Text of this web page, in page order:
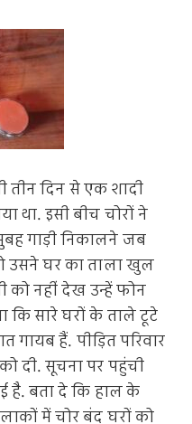
तीन दिन से एक शादी
था. इसी बीच चोरों ने
गाड़ी निकालने जब
उसने घर का ताला खुल
को नहीं देख उन्हें फोन
कि सारे घरों के ताले टूटे
हैं. पीड़ित परिवार
दी. सूचना पर पहुंची
है. बता दे कि हाल के
में चोर बंद घरों को